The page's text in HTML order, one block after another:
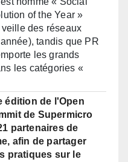
of the Year »
des réseaux
tandis que PR
les grands
les catégories «
édition de l'Open
de Supermicro
partenaires de
afin de partager
pratiques sur le